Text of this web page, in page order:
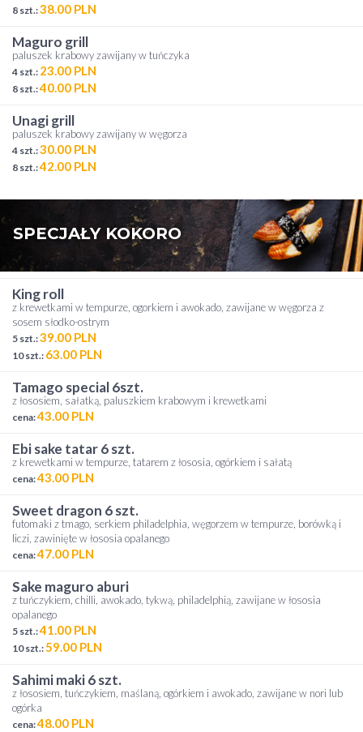
8 szt.:38.00 PLN
maguro grill
paluszek krabowy zawijany w tuńczyka
4 szt.: 23.00 PLN
8 szt.:40.00 PLN
unagi grill
paluszek krabowy zawijany w węgorza
4 szt.:30.00 PLN
8 szt.:42.00 PLN
SPECJAŁY KOKORO
king roll
z krewetkami w tempurze, ogorkiem i awokado, zawijane w węgorza z
sosem słodko-ostrym
5 szt.:39.00 PLN
10 szt.: 63.00 PLN
tamago special 6szt.
z łososiem, sałatką, paluszkiem krabowym i krewetkami
cena:43.00 PLN
ebi sake tatar 6 szt.
z krewetkami w tempurze, tatarem z łososia, ogórkiem i sałatą
cena:43.00 PLN
sweet dragon 6 szt.
futomaki z tmago, serkiem philadelphia, węgorzem w tempurze, borówką i
liczi, zawinięte w łososia opalanego
cena:47.00 PLN
sake maguro aburi
z tuńczykiem, chilli, awokado, tykwą, philadelphią, zawijane w łososia
opalanego
5 szt.:41.00 PLN
10 szt.:59.00 PLN
sahimi maki 6 szt.
z łososiem, tuńczykiem, maślaną, ogórkiem i awokado, zawijane w nori lub
ogórka
cena:48.00 PLN